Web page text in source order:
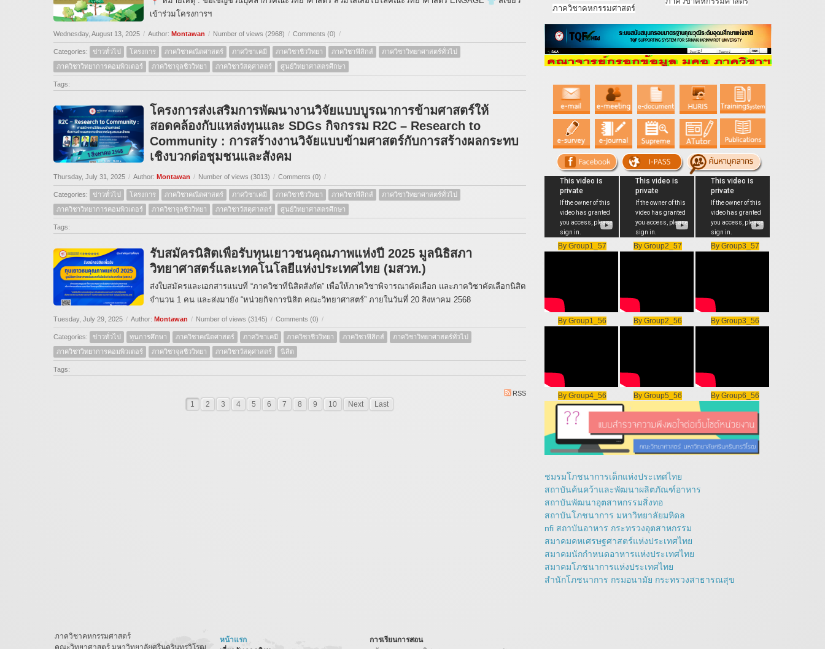
เข้าร่วมโครงการฯ
Wednesday, August 13, 2025 / Author: Montawan / Number of views (2968) / Comments (0) /
Categories: ข่าวทั่วไป โครงการ ภาควิชาคณิตศาสตร์ ภาควิชาเคมี ภาควิชาชีววิทยา ภาควิชาฟิสิกส์
ภาควิชาวิทยาศาสตร์ทั่วไป
ภาควิชาวิทยาการคอมพิวเตอร์
ภาควิชาจุลชีววิทยา ภาควิชาวัสดุศาสตร์ ศูนย์วิทยาศาสตรศึกษา
Tags:
โครงการส่งเสริมการพัฒนางานวิจัยแบบบูรณาการข้ามศาสตร์ให้
สอดคล้องกับแหล่งทุนและ SDGs กิจกรรม R2C – Research to
Community : การสร้างงานวิจัยแบบข้ามศาสตร์กับการสร้างผลกระทบ
เชิงบวกต่อชุมชนและสังคม
Thursday, July 31, 2025 / Author: Montawan / Number of views (3013) / Comments (0) /
Categories: ข่าวทั่วไป โครงการ ภาควิชาคณิตศาสตร์ ภาควิชาเคมี ภาควิชาชีววิทยา ภาควิชาฟิสิกส์
ภาควิชาวิทยาศาสตร์ทั่วไป
ภาควิชาวิทยาการคอมพิวเตอร์
ภาควิชาจุลชีววิทยา ภาควิชาวัสดุศาสตร์ ศูนย์วิทยาศาสตรศึกษา
Tags:
รับสมัครนิสิตเพื่อรับทุนเยาวชนคุณภาพแห่งปี 2025 มูลนิธิสภา
วิทยาศาสตร์และเทคโนโลยีแห่งประเทศไทย (มสวท.)
ส่งใบสมัครและเอกสารแนบที่ “ภาควิชาที่นิสิตสังกัด” เพื่อให้ภาควิชาพิจารณาคัดเลือก และภาควิชาคัดเลือกนิสิต
จำนวน 1 คน และส่งมายัง “หน่วยกิจการนิสิต คณะวิทยาศาสตร์” ภายในวันที่ 20 สิงหาคม 2568
Tuesday, July 29, 2025 / Author: Montawan / Number of views (3145) / Comments (0) /
Categories: ข่าวทั่วไป ทุนการศึกษา ภาควิชาคณิตศาสตร์ ภาควิชาเคมี ภาควิชาชีววิทยา ภาควิชาฟิสิกส์
ภาควิชาวิทยาศาสตร์ทั่วไป
ภาควิชาวิทยาการคอมพิวเตอร์
ภาควิชาจุลชีววิทยา ภาควิชาวัสดุศาสตร์ นิสิต
Tags:
RSS
1 2 3 4 5 6 7 8 9 10 Next Last
ภาควิชาคหกรรมศาสตร์
By Group1_57 By Group2_57 By Group3_57
By Group1_56 By Group2_56 By Group3_56
By Group4_56 By Group5_56 By Group6_56
ชมรมโภชนาการเด็กแห่งประเทศไทย
สถาบันค้นคว้าและพัฒนาผลิตภัณฑ์อาหาร
สถาบันพัฒนาอุตสาหกรรมสิ่งทอ
สถาบันโภชนาการ มหาวิทยาลัยมหิดล
nfi สถาบันอาหาร กระทรวงอุตสาหกรรม
สมาคมคหเศรษฐศาสตร์แห่งประเทศไทย
สมาคมนักกำหนดอาหารแห่งประเทศไทย
สมาคมโภชนาการแห่งประเทศไทย
สำนักโภชนาการ กรมอนามัย กระทรวงสาธารณสุข
ภาควิชาคหกรรมศาสตร์
คณะวิทยาศาสตร์ มหาวิทยาลัยศรีนครินทรวิโรฒ
หน้าแรก
การเรียนการสอน